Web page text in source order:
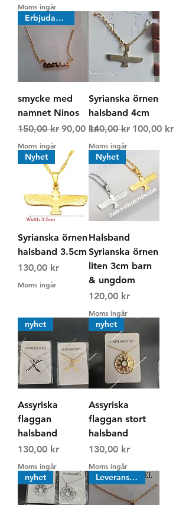
Moms ingår
Erbjudande
smycke med
namnet Ninos
Ordinarie pris
150,00 kr Reapris
90,00 kr
Moms ingår
Syrianska örnen
halsband 4cm
Ordinarie pris
140,00 kr Reapris
100,00 kr
Moms ingår
Nyhet
Syrianska örnen
halsband 3.5cm
Pris
130,00 kr
Moms ingår
Nyhet
Halsband
Syrianska örnen
liten 3cm barn
& ungdom
Pris
120,00 kr
Moms ingår
nyhet
Assyriska
flaggan
halsband
Pris
130,00 kr
Moms ingår
nyhet
Assyriska
flaggan stort
halsband
Pris
130,00 kr
Moms ingår
nyhet Leveranstid ca 3v